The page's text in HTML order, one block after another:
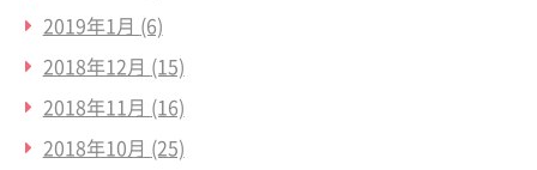
2019年1月 (6)
2018年12月 (15)
2018年11月 (16)
2018年10月 (25)